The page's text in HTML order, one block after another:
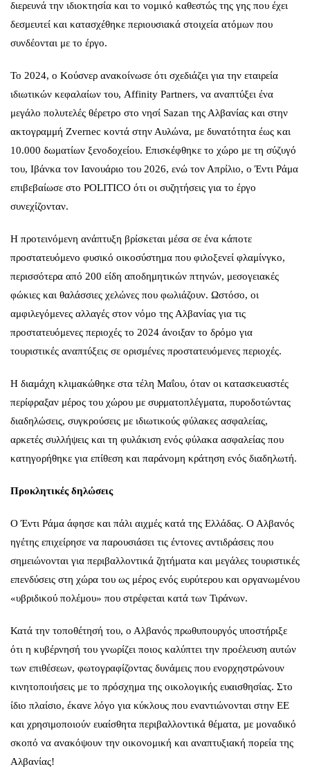
διερευνά την ιδιοκτησία και το νομικό καθεστώς της γης που έχει
δεσμευτεί και κατασχέθηκε περιουσιακά στοιχεία ατόμων που
συνδέονται με το έργο.
Το 2024, ο Κούσνερ ανακοίνωσε ότι σχεδιάζει για την εταιρεία
ιδιωτικών κεφαλαίων του, Affinity Partners, να αναπτύξει ένα
μεγάλο πολυτελές θέρετρο στο νησί Sazan της Αλβανίας και στην
ακτογραμμή Zvernec κοντά στην Αυλώνα, με δυνατότητα έως και
10.000 δωματίων ξενοδοχείου. Επισκέφθηκε το χώρο με τη σύζυγό
του, Ιβάνκα τον Ιανουάριο του 2026, ενώ τον Απρίλιο, ο Έντι Ράμα
επιβεβαίωσε στο POLITICO ότι οι συζητήσεις για το έργο
συνεχίζονταν.
Η προτεινόμενη ανάπτυξη βρίσκεται μέσα σε ένα κάποτε
προστατευόμενο φυσικό οικοσύστημα που φιλοξενεί φλαμίνγκο,
περισσότερα από 200 είδη αποδημητικών πτηνών, μεσογειακές
φώκιες και θαλάσσιες χελώνες που φωλιάζουν. Ωστόσο, οι
αμφιλεγόμενες αλλαγές στον νόμο της Αλβανίας για τις
προστατευόμενες περιοχές το 2024 άνοιξαν το δρόμο για
τουριστικές αναπτύξεις σε ορισμένες προστατευόμενες περιοχές.
Η διαμάχη κλιμακώθηκε στα τέλη Μαΐου, όταν οι κατασκευαστές
περίφραξαν μέρος του χώρου με συρματοπλέγματα, πυροδοτώντας
διαδηλώσεις, συγκρούσεις με ιδιωτικούς φύλακες ασφαλείας,
αρκετές συλλήψεις και τη φυλάκιση ενός φύλακα ασφαλείας που
κατηγορήθηκε για επίθεση και παράνομη κράτηση ενός διαδηλωτή.
Προκλητικές δηλώσεις
O Έντι Ράμα άφησε και πάλι αιχμές κατά της Ελλάδας. Ο Αλβανός
ηγέτης επιχείρησε να παρουσιάσει τις έντονες αντιδράσεις που
σημειώνονται για περιβαλλοντικά ζητήματα και μεγάλες τουριστικές
επενδύσεις στη χώρα του ως μέρος ενός ευρύτερου και οργανωμένου
«υβριδικού πολέμου» που στρέφεται κατά των Τιράνων.
Κατά την τοποθέτησή του, ο Αλβανός πρωθυπουργός υποστήριξε
ότι η κυβέρνησή του γνωρίζει ποιος καλύπτει την προέλευση αυτών
των επιθέσεων, φωτογραφίζοντας δυνάμεις που ενορχηστρώνουν
κινητοποιήσεις με το πρόσχημα της οικολογικής ευαισθησίας. Στο
ίδιο πλαίσιο, έκανε λόγο για κύκλους που εναντιώνονται στην ΕΕ
και χρησιμοποιούν ευαίσθητα περιβαλλοντικά θέματα, με μοναδικό
σκοπό να ανακόψουν την οικονομική και αναπτυξιακή πορεία της
Αλβανίας!